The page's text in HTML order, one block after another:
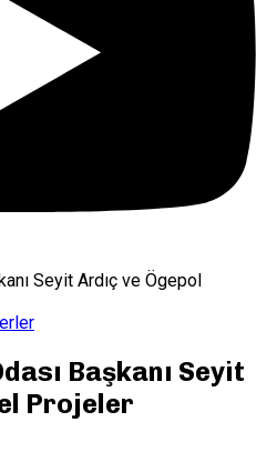
Başkanı Seyit
Projeler